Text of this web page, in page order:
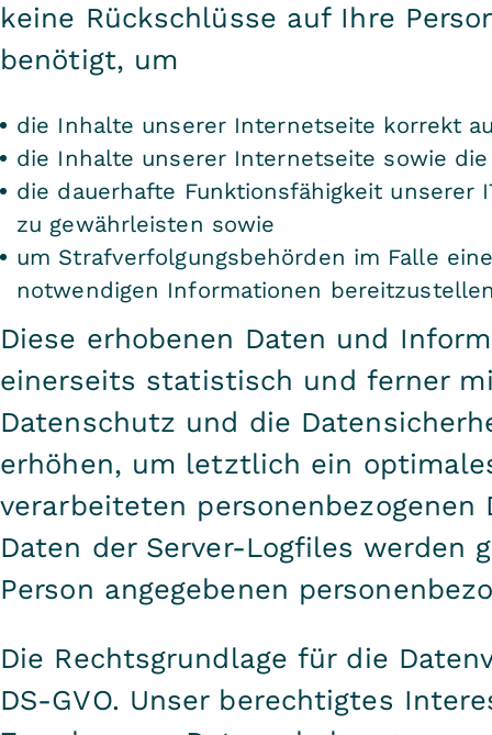
keine Rückschlüsse auf Ihre
benötigt, um
die Inhalte unserer Internetseite korrekt
die Inhalte unserer Internetseite sowie
die dauerhafte Funktionsfähigkeit unserer
zu gewährleisten sowie
um Strafverfolgungsbehörden im Falle
notwendigen Informationen
Diese erhobenen Daten und
einerseits statistisch und ferner
Datenschutz und die
erhöhen, um letztlich ein
verarbeiteten
Daten der Server-Logfiles
Person angegebenen
Die Rechtsgrundlage für die
DS-GVO. Unser berechtigtes